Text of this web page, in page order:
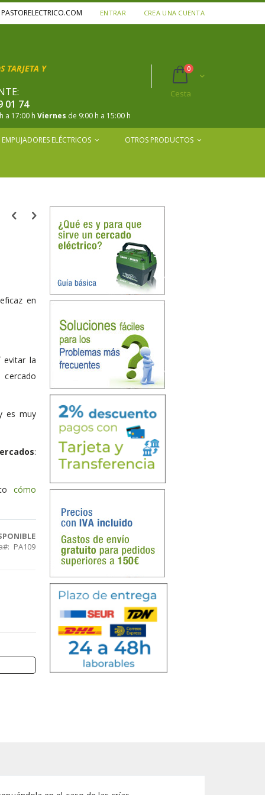
ENTRAR CREA UNA CUENTA
Cart
0productos
Cesta
TARJETA Y
01 74
a 17:00 h Viernes de 9:00 h a 15:00 h
EMPUJADORES ELÉCTRICOS OTROS PRODUCTOS
en
evitar la
cercado
es muy
:
cómo
PA109